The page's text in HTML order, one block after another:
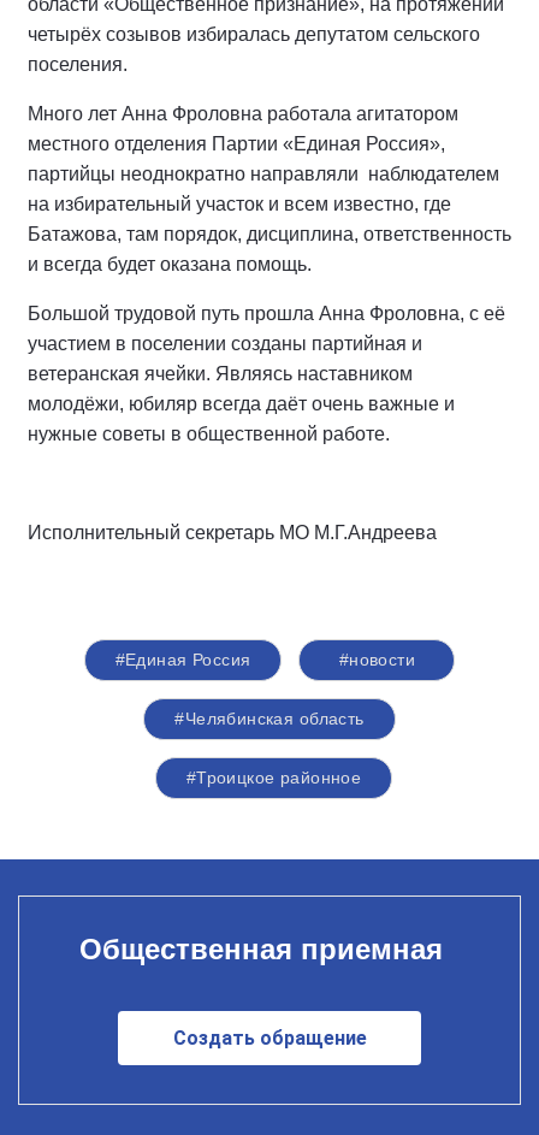
области «Общественное признание», на протяжении
четырёх созывов избиралась депутатом сельского
поселения.
Много лет Анна Фроловна работала агитатором
местного отделения Партии «Единая Россия»,
партийцы неоднократно направляли наблюдателем
на избирательный участок и всем известно, где
Батажова, там порядок, дисциплина, ответственность
и всегда будет оказана помощь.
Большой трудовой путь прошла Анна Фроловна, с её
участием в поселении созданы партийная и
ветеранская ячейки. Являясь наставником
молодёжи, юбиляр всегда даёт очень важные и
нужные советы в общественной работе.
Исполнительный секретарь МО М.Г.Андреева
#Единая Россия #новости
#Челябинская область
#Троицкое районное
Общественная приемная
Создать обращение